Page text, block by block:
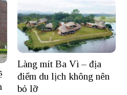
Làng mít Ba Vì – địa
điểm du lịch không nên
bỏ lỡ